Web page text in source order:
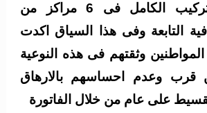
القادم ليتم التركيب الكامل فى 6 مراكز من
التابعة وفى هذا السياق اكدت
المواطنين وثقتهم فى هذه النوعية
قرب وعدم احساسهم بالارهاق
على عام من خلال الفاتورة